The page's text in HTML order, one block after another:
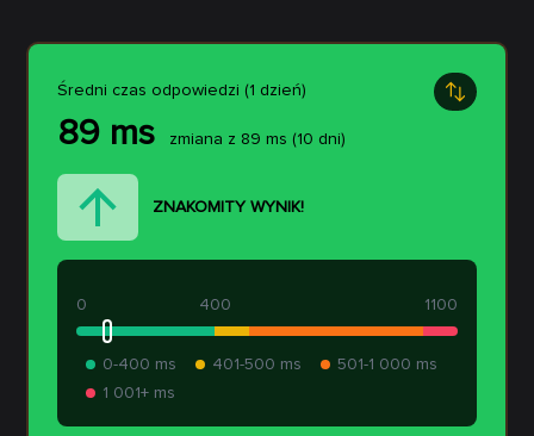
Średni czas odpowiedzi (1 dzień)
89 ms zmiana z 89 ms (10 dni)
ZNAKOMITY WYNIK!
400
0 1100
0-400 ms 401-500 ms
501-1 000 ms
1 001+ ms